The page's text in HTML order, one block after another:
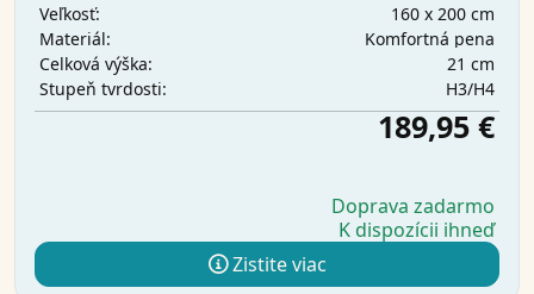
Veľkosť:
160 x 200 cm
Materiál:
Komfortná pena
Celková výška:
21 cm
Stupeň tvrdosti:
H3/H4
189,95 €
Doprava zadarmo
K dispozícii ihneď
Zistite viac